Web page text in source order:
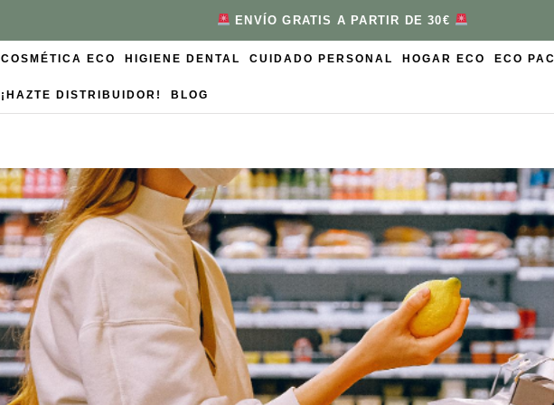
ENVÍO GRATIS A PARTIR DE 30€
COSMÉTICA ECO HIGIENE DENTAL CUIDADO PERSONAL HOGAR ECO ECO
¡HAZTE DISTRIBUIDOR! BLOG